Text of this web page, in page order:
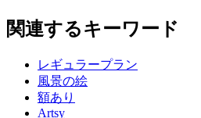
関連するキーワード
レギュラープラン
風景の絵
額あり
Artsy